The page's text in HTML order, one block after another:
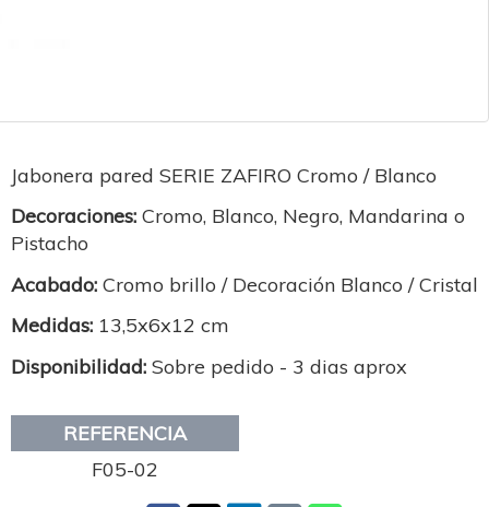
Jabonera pared SERIE ZAFIRO Cromo / Blanco
Decoraciones: Cromo, Blanco, Negro, Mandarina o
Pistacho
Acabado: Cromo brillo / Decoración Blanco / Cristal
Medidas: 13,5x6x12 cm
Disponibilidad: Sobre pedido - 3 dias aprox
REFERENCIA
F05-02